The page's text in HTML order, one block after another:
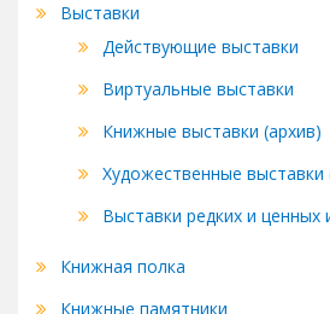
Выставки
Действующие выставки
Виртуальные выставки
Книжные выставки (архив)
Художественные выставки
Выставки редких и ценных
Книжная полка
Книжные памятники